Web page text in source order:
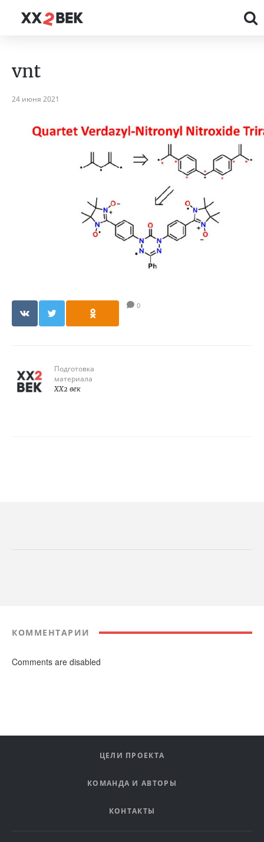
vnt
24 июня 2021
0
Подготовка
материала
XX2 век
КОММЕНТАРИИ
Comments are disabled
ЦЕЛИ ПРОЕКТА
КОМАНДА И АВТОРЫ
КОНТАКТЫ